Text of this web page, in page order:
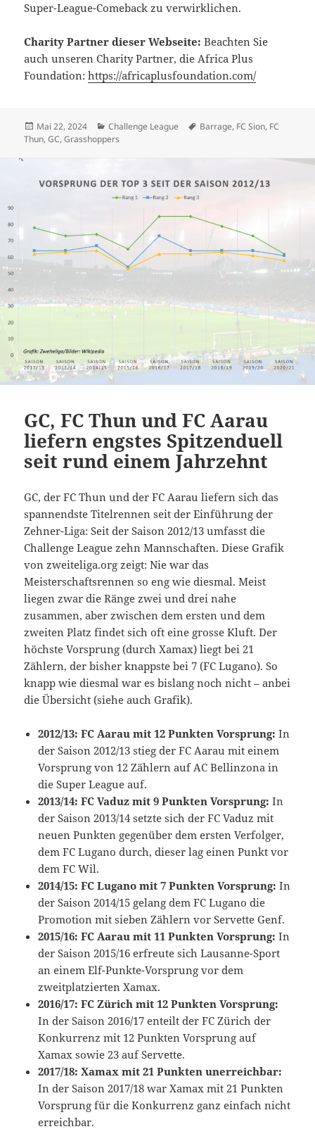
Super-League-Comeback zu verwirklichen.
Charity Partner dieser Webseite:Beachten Sie
auch unseren Charity Partner, die Africa Plus
Foundation:https://africaplusfoundation.com/
Veröffentlicht
am
Mai 22, 2024 Kategorien
Challenge League Schlagwörter
Barrage, FC Sion, FC
Thun,GC,Grasshoppers
GC, FC Thun und FC Aarau
liefern engstes Spitzenduell
seit rund einem Jahrzehnt
GC, der FC Thun und der FC Aarau liefern sich das
spannendste Titelrennen seit der Einführung der
Zehner-Liga: Seit der Saison 2012/13 umfasst die
Challenge League zehn Mannschaften. Diese Grafik
von zweiteliga.org zeigt: Nie war das
Meisterschaftsrennen so eng wie diesmal. Meist
liegen zwar die Ränge zwei und drei nahe
zusammen, aber zwischen dem ersten und dem
zweiten Platz findet sich oft eine grosse Kluft. Der
höchste Vorsprung (durch Xamax) liegt bei 21
Zählern, der bisher knappste bei 7 (FC Lugano). So
knapp wie diesmal war es bislang noch nicht – anbei
die Übersicht (siehe auch Grafik).
2012/13: FC Aarau mit 12 Punkten Vorsprung: In
der Saison 2012/13 stieg der FC Aarau mit einem
Vorsprung von 12 Zählern auf AC Bellinzona in
die Super League auf.
2013/14: FC Vaduz mit 9 Punkten Vorsprung: In
der Saison 2013/14 setzte sich der FC Vaduz mit
neuen Punkten gegenüber dem ersten Verfolger,
dem FC Lugano durch, dieser lag einen Punkt vor
dem FC Wil.
2014/15: FC Lugano mit 7 Punkten Vorsprung: In
der Saison 2014/15 gelang dem FC Lugano die
Promotion mit sieben Zählern vor Servette Genf.
2015/16: FC Aarau mit 11 Punkten Vorsprung: In
der Saison 2015/16 erfreute sich Lausanne-Sport
an einem Elf-Punkte-Vorsprung vor dem
zweitplatzierten Xamax.
2016/17: FC Zürich mit 12 Punkten Vorsprung:
In der Saison 2016/17 enteilt der FC Zürich der
Konkurrenz mit 12 Punkten Vorsprung auf
Xamax sowie 23 auf Servette.
2017/18: Xamax mit 21 Punkten unerreichbar:
In der Saison 2017/18 war Xamax mit 21 Punkten
Vorsprung für die Konkurrenz ganz einfach nicht
erreichbar.